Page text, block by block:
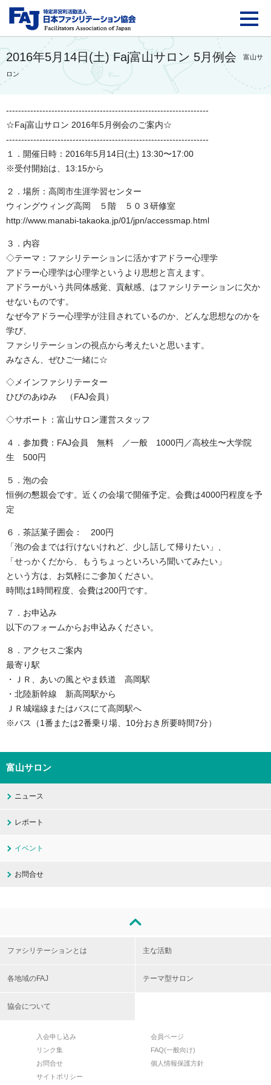
FAJ：特定非営利活動
2016年5月14日(土) Faj富山サロン 5月例会 富山サ
ロン
-------------------------------------------------------------------
☆Faj富山サロン 2016年5月例会のご案内☆
-------------------------------------------------------------------
１．開催日時：2016年5月14日(土) 13:30〜17:00
※受付開始は、13:15から
２．場所：高岡市生涯学習センター
ウィングウィング高岡 ５階 ５０３研修室
http://www.manabi-takaoka.jp/01/jpn/accessmap.html
３．内容
◇テーマ：ファシリテーションに活かすアドラー心理学
アドラー心理学は心理学というより思想と言えます。
アドラーがいう共同体感覚、貢献感、はファシリテーションに欠か
せないものです。
なぜ今アドラー心理学が注目されているのか、どんな思想なのかを
学び、
ファシリテーションの視点から考えたいと思います。
みなさん、ぜひご一緒に☆
◇メインファシリテーター
ひびのあゆみ （FAJ会員）
◇サポート：富山サロン運営スタッフ
４．参加費：FAJ会員 無料 ／一般 1000円／高校生〜大学院
生 500円
５．泡の会
恒例の懇親会です。近くの会場で開催予定。会費は4000円程度を予
定
６．茶話菓子囲会： 200円
「泡の会までは行けないけれど、少し話して帰りたい」、
「せっかくだから、もうちょっといろいろ聞いてみたい」
という方は、お気軽にご参加ください。
時間は1時間程度、会費は200円です。
７．お申込み
以下のフォームからお申込みください。
８．アクセスご案内
最寄り駅
・ＪＲ、あいの風とやま鉄道 高岡駅
・北陸新幹線 新高岡駅から
ＪＲ城端線またはバスにて高岡駅へ
※バス（1番または2番乗り場、10分おき所要時間7分）
富山サロン
ニュース
レポート
イベント
お問合せ
ファシリテーションとは 主な活動
各地域のFAJ テーマ型サロン
協会について
入会申し込み
会員ページ
リンク集
FAQ(一般向け)
お問合せ
個人情報保護方針
サイトポリシー